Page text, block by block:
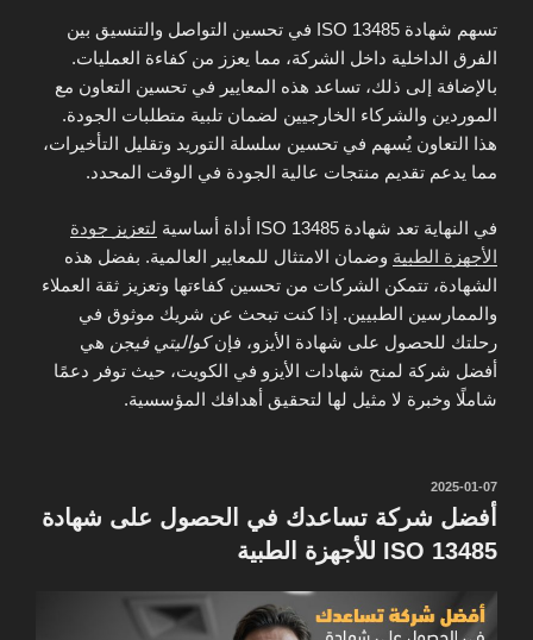
تسهم شهادة ISO 13485 في تحسين التواصل والتنسيق بين
الفرق الداخلية داخل الشركة، مما يعزز من كفاءة العمليات.
بالإضافة إلى ذلك، تساعد هذه المعايير في تحسين التعاون مع
الموردين والشركاء الخارجيين لضمان تلبية متطلبات الجودة.
هذا التعاون يُسهم في تحسين سلسلة التوريد وتقليل التأخيرات،
مما يدعم تقديم منتجات عالية الجودة في الوقت المحدد.
في النهاية تعد شهادة ISO 13485 أداة أساسية
لتعزيز جودة
الأجهزة الطبية وضمان الامتثال للمعايير العالمية. بفضل هذه
الشهادة، تتمكن الشركات من تحسين كفاءتها وتعزيز ثقة العملاء
والممارسين الطبيين. إذا كنت تبحث عن شريك موثوق في
رحلتك للحصول على شهادة الأيزو، فإنكواليتي فيجن هي
أفضل شركة لمنح شهادات الأيزو في الكويت، حيث توفر دعمًا
شاملًا وخبرة لا مثيل لها لتحقيق أهدافك المؤسسية.
نُشر
في
2025-01-07
أفضل شركة تساعدك في الحصول على شهادة
ISO 13485 للأجهزة الطبية